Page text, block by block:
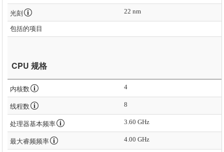
光刻 22 nm
包括的项目
CPU 规格
内核数 4
线程数 8
处理器基本频率 3.60 GHz
最大睿频频率 4.00 GHz